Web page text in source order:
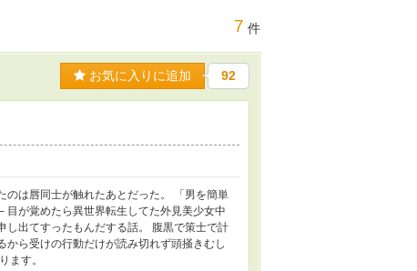
7 件
お気に入りに追加 92
のは唇同士が触れたあとだった。 「男を簡単
が覚めたら異世界転生してた外見美少女中
出てすったもんだする話。 腹黒で策士で計
ら受けの行動だけが読み切れず頭掻きむし
ます。